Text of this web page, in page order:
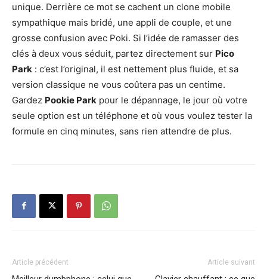
unique. Derrière ce mot se cachent un clone mobile
sympathique mais bridé, une appli de couple, et une
grosse confusion avec Poki. Si l’idée de ramasser des
clés à deux vous séduit, partez directement sur Pico
Park : c’est l’original, il est nettement plus fluide, et sa
version classique ne vous coûtera pas un centime.
Gardez Pookie Park pour le dépannage, le jour où votre
seule option est un téléphone et où vous voulez tester la
formule en cinq minutes, sans rien attendre de plus.
Article précédent Article suivant